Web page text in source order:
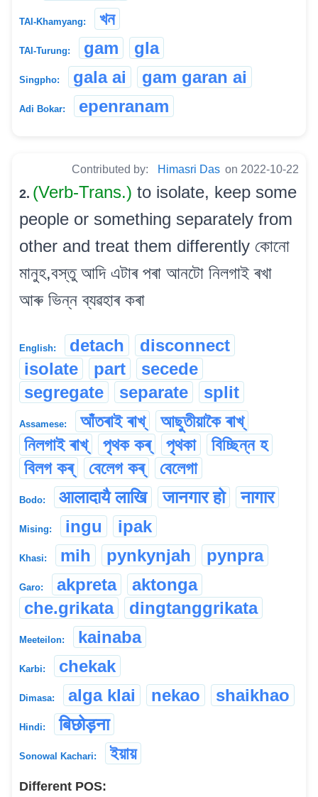
TAI-Khamyang: খন
TAI-Turung: gam gla
Singpho: gala ai gam garan ai
Adi Bokar: epenranam
Contributed by: Himasri Das on 2022-10-22
2. (Verb-Trans.) to isolate, keep some
people or something separately from
other and treat them differently কোনো
মানুহ,বস্তু আদি এটাৰ পৰা আনটো নিলগাই ৰখা
আৰু ভিন্ন ব্যৱহাৰ কৰা
English: detach
disconnect
isolate
part
secede
segregate
separate split
Assamese: আঁতৰাই ৰাখ্
আছুতীয়াকৈ ৰাখ্
নিলগাই ৰাখ্
পৃথক কৰ্ পৃথকা
বিচ্ছিন্ন হ
বিলগ কৰ্
বেলেগ কৰ্ বেলেগা
Bodo: आलादायै लाखि जानगार हो नागार
Mising: ingu ipak
Khasi: mih pynkynjah pynpra
Garo: akpreta
aktonga
che.grikata
dingtanggrikata
Meeteilon: kainaba
Karbi: chekak
Dimasa: alga klai nekao shaikhao
Hindi: बिछोड़़ना
Sonowal Kachari: ইয়ায়
Different POS: